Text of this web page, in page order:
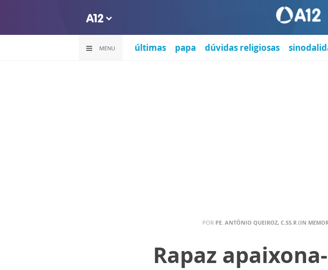
MENU últimas papa dúvidas religiosas
POR PE. ANTÔNIO QUEIROZ, C.SS.R (IN
Rapaz